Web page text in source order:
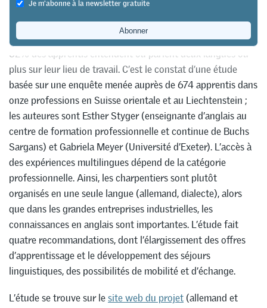
cadre de leur apprentissage ?
62% des apprentis entendent ou parlent deux langues ou
plus sur leur lieu de travail. C’est le constat d’une étude
basée sur une enquête menée auprès de 674 apprentis dans
onze professions en Suisse orientale et au Liechtenstein ;
les auteures sont Esther Styger (enseignante d’anglais au
centre de formation professionnelle et continue de Buchs
Sargans) et Gabriela Meyer (Université d’Exeter). L’accès à
des expériences multilingues dépend de la catégorie
professionnelle. Ainsi, les charpentiers sont plutôt
organisés en une seule langue (allemand, dialecte), alors
que dans les grandes entreprises industrielles, les
connaissances en anglais sont importantes. L’étude fait
quatre recommandations, dont l’élargissement des offres
d’apprentissage et le développement des séjours
linguistiques, des possibilités de mobilité et d’échange.
L’étude se trouve sur lesite web du projet (allemand et
Je m'abonne à la newsletter gratuite